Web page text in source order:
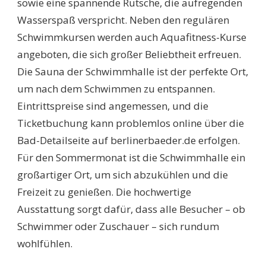
Wasserspaß verspricht. Neben den regulären
Schwimmkursen werden auch Aquafitness-Kurse
angeboten, die sich großer Beliebtheit erfreuen.
Die Sauna der Schwimmhalle ist der perfekte Ort,
um nach dem Schwimmen zu entspannen.
Eintrittspreise sind angemessen, und die
Ticketbuchung kann problemlos online über die
Bad-Detailseite auf berlinerbaeder.de erfolgen.
Für den Sommermonat ist die Schwimmhalle ein
großartiger Ort, um sich abzukühlen und die
Freizeit zu genießen. Die hochwertige
Ausstattung sorgt dafür, dass alle Besucher – ob
Schwimmer oder Zuschauer – sich rundum
wohlfühlen.